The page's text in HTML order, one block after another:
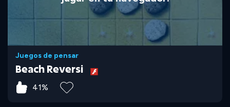
Juegos de pensar
Beach Reversi
41%